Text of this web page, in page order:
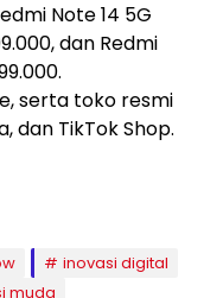
Note 14 5G
dan Redmi
serta toko resmi
dan TikTok Shop.
inovasi digital
muda